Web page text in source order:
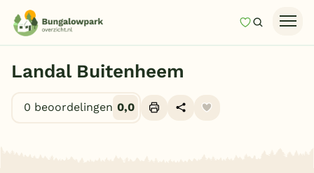
MijnZoeken
Last minutes
Top 12 aanbiedingen
Landal Buitenheem
0 beoordelingen 0,0